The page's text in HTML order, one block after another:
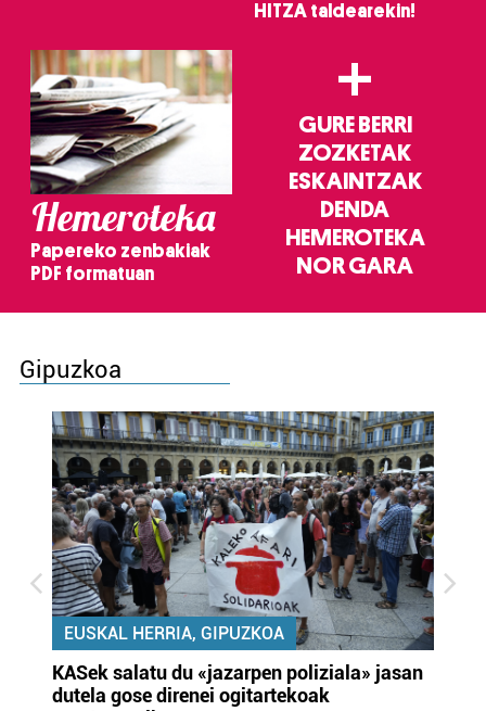
HITZA taldearekin!
Hemeroteka
Papereko zenbakiak
PDF formatuan
+
GURE BERRI
ZOZKETAK
ESKAINTZAK
DENDA
HEMEROTEKA
NOR GARA
Gipuzkoa
EUSKAL HERRIA, GIPUZKOA
KASek salatu du «jazarpen poliziala» jasan
dutela gose direnei ogitartekoak